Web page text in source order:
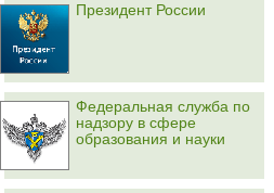
Президент России
Федеральная служба по
надзору в сфере
образования и науки